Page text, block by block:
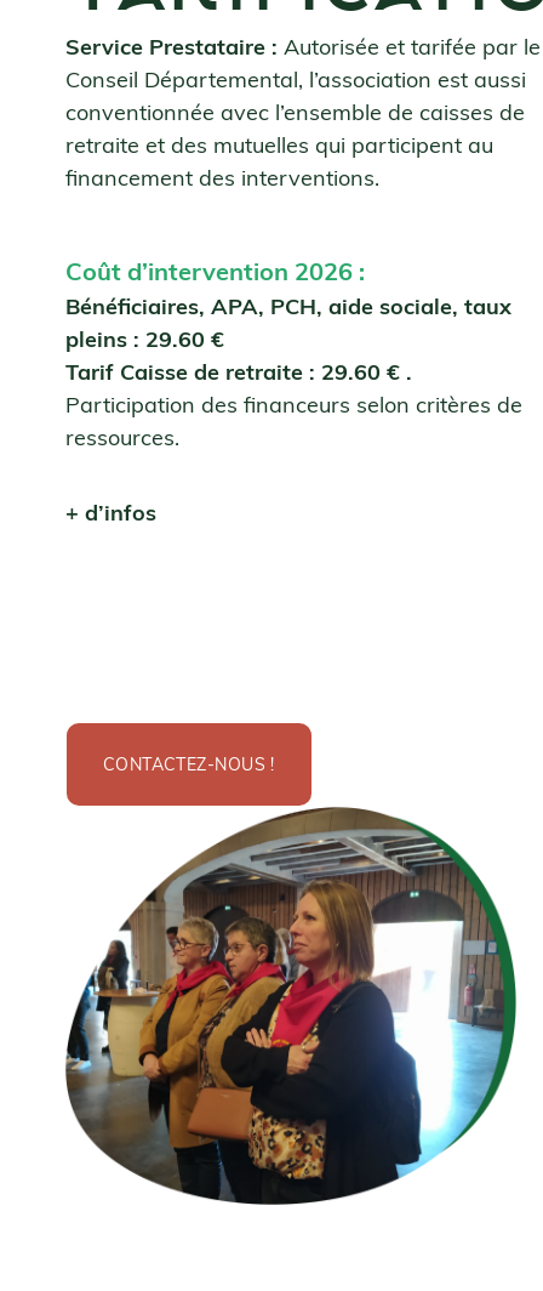
Service Prestataire : Autorisée et tarifée par le
Conseil Départemental, l’association est aussi
conventionnée avec l’ensemble de caisses de
retraite et des mutuelles qui participent au
financement des interventions.
Coût d’intervention 2026 :
Bénéficiaires, APA, PCH, aide sociale, taux
pleins : 29.60 €
Tarif Caisse de retraite : 29.60 € .
Participation des financeurs selon critères de
ressources.
+ d’infos
CONTACTEZ-NOUS !